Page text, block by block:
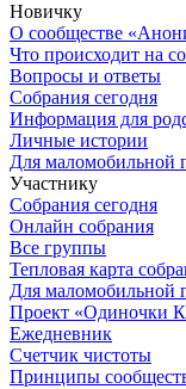
Новичку
О сообществе
Что происходит на
Вопросы и ответы
Собрания сегодня
Информация для
Личные истории
Для маломобильной
Участнику
Собрания сегодня
Онлайн собрания
Все группы
Тепловая карта
Для маломобильной
Проект «Одиночки
Ежедневник
Счетчик чистоты
Принципы